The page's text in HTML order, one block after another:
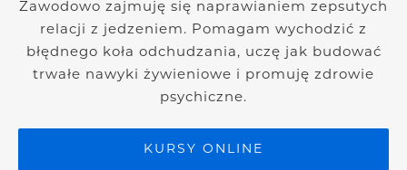
Zawodowo zajmuję się naprawianiem zepsutych
relacji z jedzeniem. Pomagam wychodzić z
błędnego koła odchudzania, uczę jak budować
trwałe nawyki żywieniowe i promuję zdrowie
psychiczne.
KURSY ONLINE